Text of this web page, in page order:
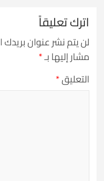
اترك تعليقاً
لن يتم نشر عنوان بريدك
مشار إليها بـ*
التعليق*